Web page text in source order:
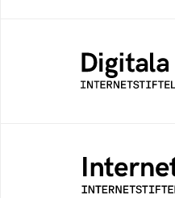
Öppen digital
för alla
Samlad kunskap
säker och